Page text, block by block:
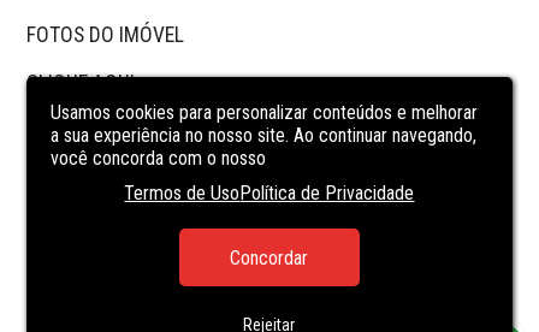
FOTOS DO IMÓVEL
CLIQUE AQUI
CARACTERÍSTICASDA UNIDADE
BALCONY/TERRACE
Usamos cookies para personalizar conteúdos e melhorar
a sua experiência no nosso site. Ao continuar navegando,
você concorda com o nosso
Termos de UsoPolítica de Privacidade
Concordar
Rejeitar